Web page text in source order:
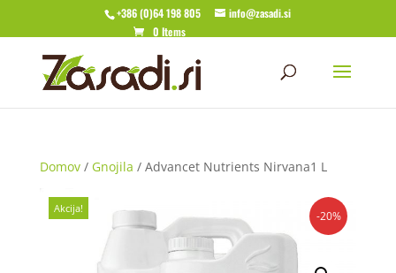
+386 (0)64 198 805
info@zasadi.si
0 Items
Domov/ Gnojila / Advancet Nutrients Nirvana1 L
-20%
Akcija!